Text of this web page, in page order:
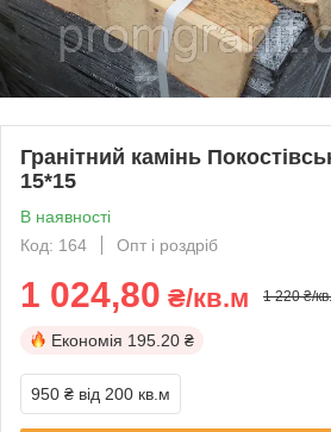
Гранітний камінь
15*15
В наявності
Код: 164
Опт і роздріб
1 024,80 ₴/кв.м 1 220 ₴/
Економія 195.20 ₴
950 ₴ від 200 кв.м